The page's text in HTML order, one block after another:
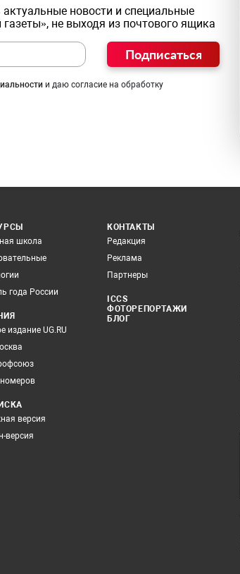
новости и специальные
не выходя из почтового ящика
Подписаться
и даю согласие на обработку
школа
года России
издание UG.RU
версия
версия
КОНТАКТЫ
Редакция
Реклама
Партнеры
ICCS
ФОТОРЕПОРТАЖИ
БЛОГ